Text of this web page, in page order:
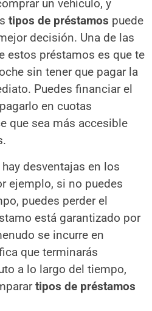
un vehículo, y
tipos de préstamos puede
decisión. Una de las
estos préstamos es que te
sin tener que pagar la
Puedes financiar el
en cuotas
que sea más accesible
desventajas en los
ejemplo, si no puedes
puedes perder el
está garantizado por
se incurre en
que terminarás
a lo largo del tiempo,
tipos de préstamos